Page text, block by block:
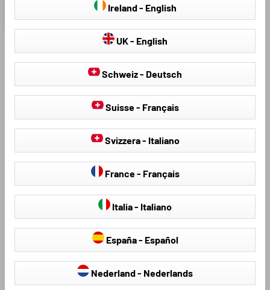
WAAROM EEN
WALSER
HAGELBESCHERMHOE
S KOPEN?
Ireland - English
UK - English
Schweiz - Deutsch
Suisse - Français
Svizzera - Italiano
France - Français
Italia - Italiano
España - Español
Nederland - Nederlands